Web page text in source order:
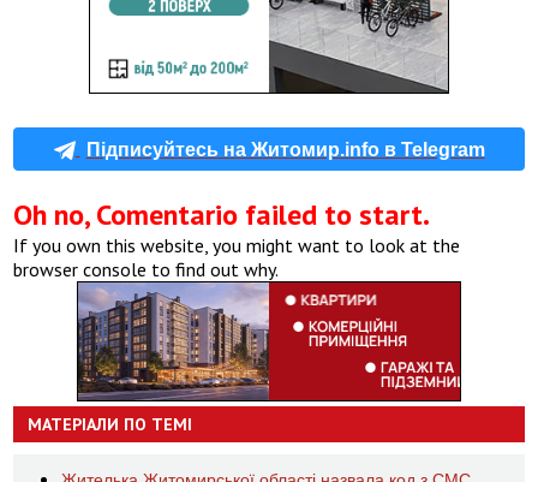
Підписуйтесь на Житомир.info в Telegram
Oh no, Comentario failed to start.
If you own this website, you might want to look at the
browser console to find out why.
МАТЕРІАЛИ ПО ТЕМІ